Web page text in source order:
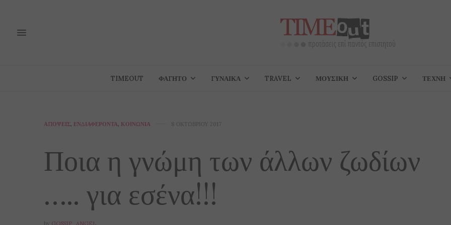
TIMEOUT ΦΑΓΗΤΌ ΓΥΝΑΊΚΑ TRAVEL ΜΟΥΣΙΚΉ GOSSIP ΤΈΧΝΗ
ΑΠΌΨΕΙΣ, ΕΝΔΙΑΦΈΡΟΝΤΑ, ΚΟΙΝΩΝΊΑ 8 ΟΚΤΩΒΡΊΟΥ 2017
Ποια η γνώμη των άλλων ζωδίων
….. για εσένα!!!
by GOSSIP_ANGEL